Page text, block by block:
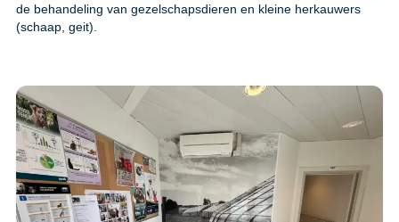
de behandeling van gezelschapsdieren en kleine herkauwers
(schaap, geit).